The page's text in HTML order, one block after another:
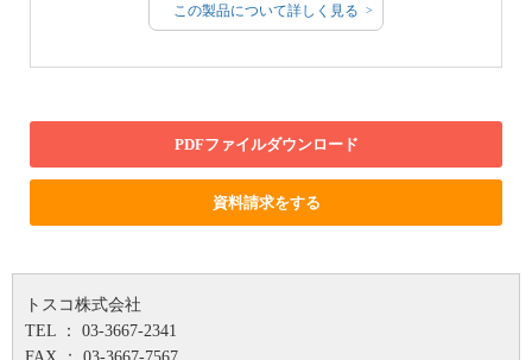
この製品について詳しく見る
PDFファイルダウンロード
資料請求をする
トスコ株式会社
TEL ： 03-3667-2341